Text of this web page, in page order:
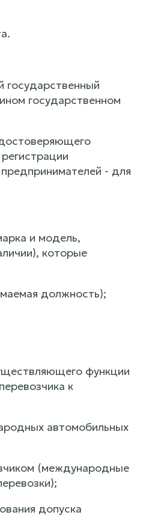
государственный
государственном
- для
и модель,
которые
должность);
функции
к
автомобильных
(международные
допуска